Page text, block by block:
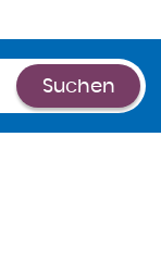
Suchen